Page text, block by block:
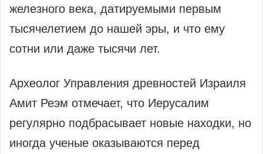
железного века, датируемыми первым
тысячелетием до нашей эры, и что ему
сотни или даже тысячи лет.
Археолог Управления древностей Израиля
Амит Реэм отмечает, что Иерусалим
регулярно подбрасывает новые находки, но
иногда ученые оказываются перед